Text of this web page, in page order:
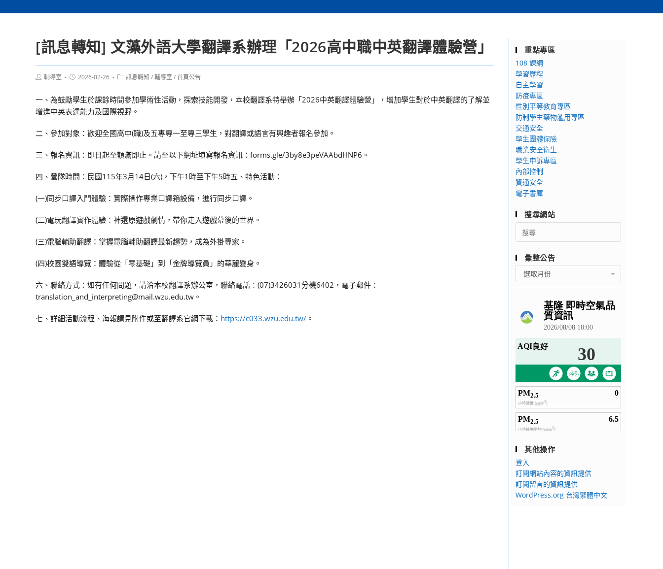
[訊息轉知] 文藻外語大學翻譯系辦理「2026高中職中英翻譯體驗營」
Post輔導室
Post2026-02-26
Post訊息轉知 /輔導室 /首頁公告
一、為鼓勵學生於課餘時間參加學術性活動，探索技能開發，本校翻譯系特舉辦「2026中英翻譯體驗營」，增加學生對於中英翻譯的了解並
增進中英表達能力及國際視野。
二、參加對象：歡迎全國高中(職)及五專專一至專三學生，對翻譯或語言有興趣者報名參加。
三、報名資訊：即日起至額滿即止。請至以下網址填寫報名資訊：forms.gle/3by8e3peVAAbdHNP6。
四、營隊時間：民國115年3月14日(六)，下午1時至下午5時五、特色活動：
(一)同步口譯入門體驗：實際操作專業口譯箱設備，進行同步口譯。
(二)電玩翻譯實作體驗：神還原遊戲劇情，帶你走入遊戲幕後的世界。
(三)電腦輔助翻譯：掌握電腦輔助翻譯最新趨勢，成為外掛專家。
(四)校園雙語導覽：體驗從「零基礎」到「金牌導覽員」的華麗變身。
六、聯絡方式：如有任何問題，請洽本校翻譯系辦公室，聯絡電話：(07)3426031分機6402，電子郵件：
translation_and_interpreting@mail.wzu.edu.tw。
七、詳細活動流程、海報請見附件或至翻譯系官網下載： https://c033.wzu.edu.tw/ 。
重點專區
108 課綱
學習歷程
自主學習
防疫專區
性別平等教育專區
防制學生藥物濫用專區
交通安全
學生團體保險
職業安全衛生
學生申訴專區
內部控制
資通安全
電子書庫
搜尋網站
Search
for:
彙整公告
整
選取月份
其他操作
登入
訂閱網站內容的資訊提供
訂閱留言的資訊提供
WordPress.org 台灣繁體中文